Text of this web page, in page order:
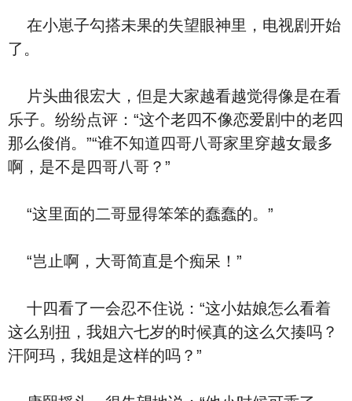
在小崽子勾搭未果的失望眼神里，电视剧开始
了。
片头曲很宏大，但是大家越看越觉得像是在看
乐子。纷纷点评：“这个老四不像恋爱剧中的老四
那么俊俏。”“谁不知道四哥八哥家里穿越女最多
啊，是不是四哥八哥？”
“这里面的二哥显得笨笨的蠢蠢的。”
“岂止啊，大哥简直是个痴呆！”
十四看了一会忍不住说：“这小姑娘怎么看着
这么别扭，我姐六七岁的时候真的这么欠揍吗？
汗阿玛，我姐是这样的吗？”